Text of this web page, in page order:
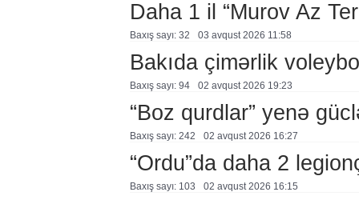
Daha 1 il “Murov Az
Baxış sayı: 32 03 avqust 2026 11:58
Bakıda çimərlik
Baxış sayı: 94 02 avqust 2026 19:23
“Boz qurdlar” yenə
Baxış sayı: 242 02 avqust 2026 16:27
“Ordu”da daha 2
Baxış sayı: 103 02 avqust 2026 16:15